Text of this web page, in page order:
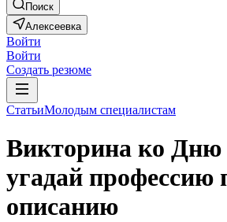
Поиск
Алексеевка
Войти
Войти
Создать резюме
СтатьиМолодым специалистам
Викторина ко Дню
угадай профессию
описанию